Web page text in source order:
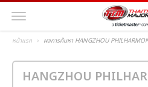
หน้าแรก ผลการค้นหา HANGZHOU